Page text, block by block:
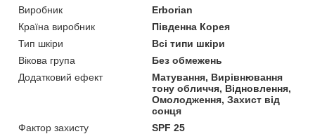
Виробник
Erborian
Країна виробник
Південна Корея
Тип шкіри
Всі типи шкіри
Вікова група
Без обмежень
Додатковий ефект
Матування, Вирівнювання
тону обличчя, Відновлення,
Омолодження, Захист від
сонця
Фактор захисту
SPF 25